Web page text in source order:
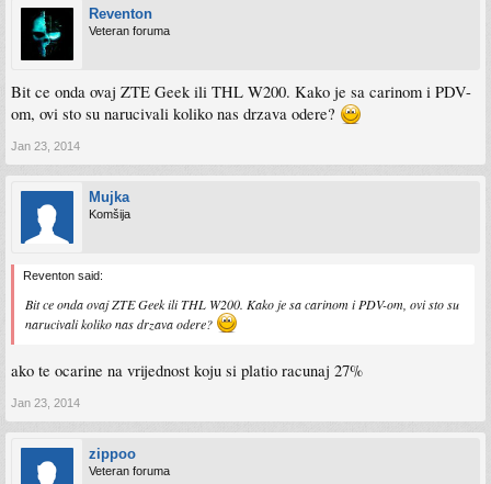
Reventon
Veteran foruma
Bit ce onda ovaj ZTE Geek ili THL W200. Kako je sa carinom i PDV-
om, ovi sto su narucivali koliko nas drzava odere?
Jan 23, 2014
Mujka
Komšija
Reventon said:
Bit ce onda ovaj ZTE Geek ili THL W200. Kako je sa carinom i PDV-om, ovi sto su
narucivali koliko nas drzava odere?
ako te ocarine na vrijednost koju si platio racunaj 27%
Jan 23, 2014
zippoo
Veteran foruma